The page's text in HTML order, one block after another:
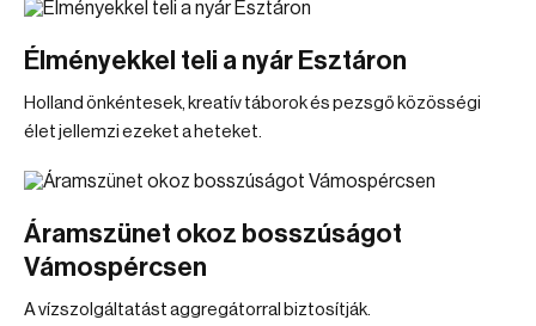
Élményekkel teli a nyár Esztáron
Holland önkéntesek, kreatív táborok és pezsgő közösségi
élet jellemzi ezeket a heteket.
Áramszünet okoz bosszúságot
Vámospércsen
A vízszolgáltatást aggregátorral biztosítják.